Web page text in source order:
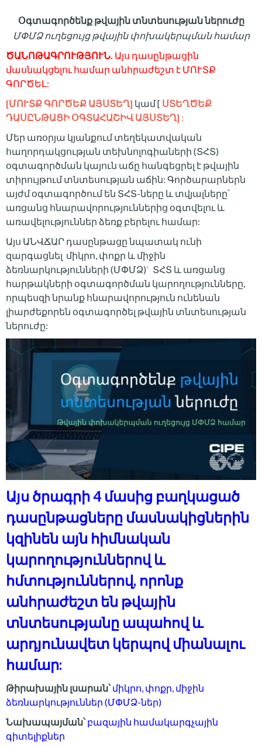
Օգտագործենք թվային տնտեսության ներուժը
ՄՓՄՁ ուղեցույց թվային փոխակերպման համար
ԾԱՆՈԹԱԳՐՈՒԹՅՈՒՆ. Այս դասընթացին
մասնակցելու համար անհրաժեշտ է ՄՈՒՏՔ
ԳՈՐԾԵԼ:
[ՄՈՒՏՔ ԳՈՐԾԵՔ ԱՅՍՏԵՂ] կամ [ ՍՏԵՂԾԵՔ
ԴԱՍԸՆԹԱՑԻ ՕԳՏԱՀԱՇԻՎ ԱՅՍՏԵՂ] :
Մեր առօրյա կյանքում տեղեկատվական
հաղորդակցության տեխնոլոգիաների (ՏՀՏ)
օգտագործման կայուն աճը հանգեցրել է թվային
տիրույթում տնտեսության աճին: Գործարարներն
այժմ օգտագործում են ՏՀՏ-ները և տվյալները՝
առցանց հնարավորություններից օգտվելու և
առավելություններ ձեռք բերելու համար:
Այս ԱՆՎՃԱՐ դասընթացը նպատակ ունի
զարգացնել միկրո, փոքր և միջին
ձեռնարկությունների (ՄՓՄՁ)` ՏՀՏ և առցանց
հարթակների օգտագործման կարողությունները,
որպեսզի նրանք հնարավորություն ունենան
լիարժեքորեն օգտագործել թվային տնտեսության
ներուժը:
Այս ծրագրի 4 մասից բաղկացած
դասընթացները մասնակիցներին
կզինեն այն հիմնական
կարողություններով և
հմտություններով, որոնք
անհրաժեշտ են թվային
տնտեսությանը ապահով և
արդյունավետ կերպով միանալու
համար:
Թիրախային լսարան՝միկրո, փոքր, միջին
ձեռնարկություններ (ՄՓՄՁ-ներ)
Նախապայման՝բազային համակարգչային
գիտելիքներ